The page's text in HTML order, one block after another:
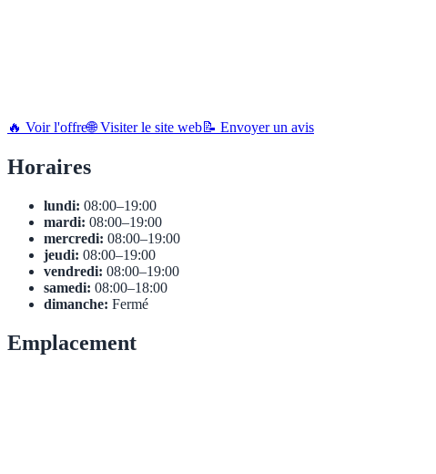
🔥 Voir l'offre🌐 Visiter le site web📝 Envoyer un avis
Horaires
lundi: 08:00–19:00
mardi: 08:00–19:00
mercredi: 08:00–19:00
jeudi: 08:00–19:00
vendredi: 08:00–19:00
samedi: 08:00–18:00
dimanche: Fermé
Emplacement